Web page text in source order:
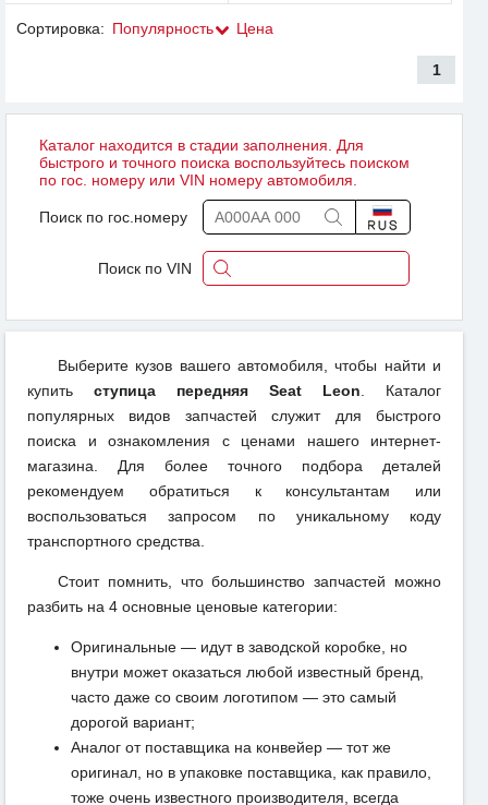
Сортировка: Популярность Цена
1
Каталог находится в стадии заполнения. Для
быстрого и точного поиска воспользуйтесь поиском
по гос. номеру или VIN номеру автомобиля.
Поиск по гос.номеру
Поиск по VIN
Выберите кузов вашего автомобиля, чтобы найти и
купить ступица передняя Seat Leon. Каталог
популярных видов запчастей служит для быстрого
поиска и ознакомления с ценами нашего интернет-
магазина. Для более точного подбора деталей
рекомендуем обратиться к консультантам или
воспользоваться запросом по уникальному коду
транспортного средства.
Стоит помнить, что большинство запчастей можно
разбить на 4 основные ценовые категории:
Оригинальные — идут в заводской коробке, но
внутри может оказаться любой известный бренд,
часто даже со своим логотипом — это самый
дорогой вариант;
Аналог от поставщика на конвейер — тот же
оригинал, но в упаковке поставщика, как правило,
тоже очень известного производителя, всегда